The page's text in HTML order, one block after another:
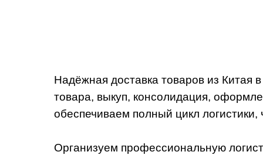
Надёжная доставка товаров из Китая
товара, выкуп, консолидация,
обеспечиваем полный цикл
Организуем профессиональную